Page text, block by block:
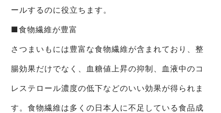
ールするのに役立ちます。
■食物繊維が豊富
さつまいもには豊富な食物繊維が含まれており、整
腸効果だけでなく、血糖値上昇の抑制、血液中のコ
レステロール濃度の低下などのいい効果が得られま
す。食物繊維は多くの日本人に不足している食品成